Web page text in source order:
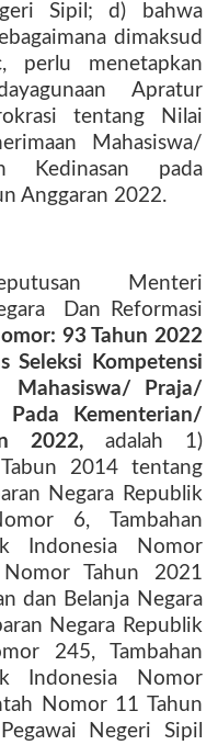
Sipil; d) bahwa
dimaksud
menetapkan
Apratur
tentang Nilai
Mahasiswa/
Kedinasan pada
Anggaran 2022.
Menteri
Dan Reformasi
93 Tahun 2022
Seleksi Kompetensi
Mahasiswa/ Praja/
Pada Kementerian/
2022, adalah 1)
2014 tentang
Negara Republik
6, Tambahan
Indonesia Nomor
Tahun 2021
dan Belanja Negara
Negara Republik
245, Tambahan
Indonesia Nomor
Nomor 11 Tahun
Negeri Sipil